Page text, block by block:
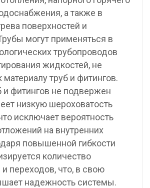
а также в
поверхностей и
могут применяться в
трубопроводов
жидкостей, не
материалу труб и фитингов.
и фитингов не подвержен
низкую шероховатость
исключает вероятность
на внутренних
повышенной гибкости
количество
переходов, что, в свою
надежность системы.